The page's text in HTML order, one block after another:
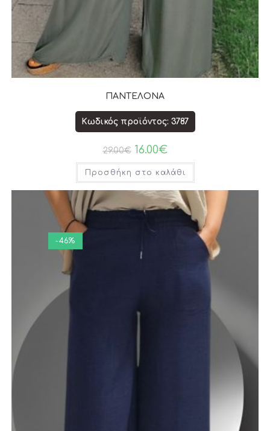
ΠΑΝΤΕΛΟΝΑ
Κωδικός προϊόντος: 3787
29.00€ 16.00€
Προσθήκη στο καλάθι
-46%